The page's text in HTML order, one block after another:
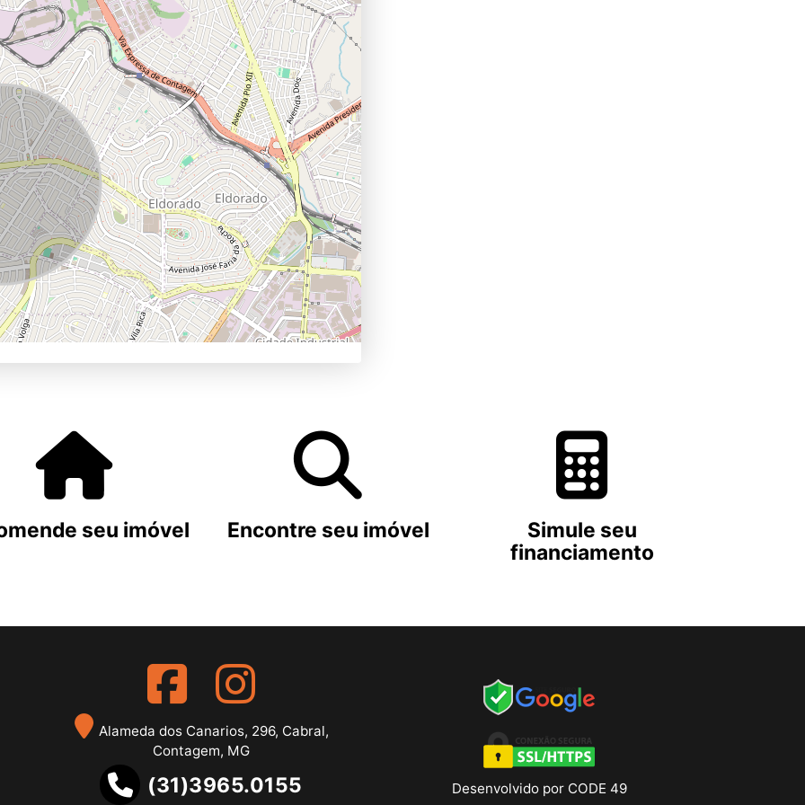
seu imóvel Encontre seu imóvel
Simule seu
financiamento
Alameda dos Canarios, 296, Cabral,
Contagem, MG
(31)3965.0155 Desenvolvido por CODE 49